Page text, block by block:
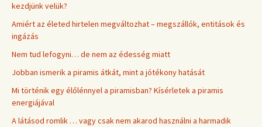
kezdjünk velük?
Amiért az életed hirtelen megváltozhat – megszállók, entitások és
ingázás
Nem tud lefogyni… de nem az édesség miatt
Jobban ismerik a piramis átkát, mint a jótékony hatását
Mi történik egy élőlénnyel a piramisban? Kísérletek a piramis
energiájával
A látásod romlik … vagy csak nem akarod használni a harmadik